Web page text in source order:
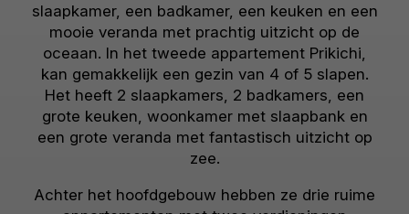
slaapkamer, een badkamer, een keuken en een
mooie veranda met prachtig uitzicht op de
oceaan. In het tweede appartement Prikichi,
kan gemakkelijk een gezin van 4 of 5 slapen.
Het heeft 2 slaapkamers, 2 badkamers, een
grote keuken, woonkamer met slaapbank en
een grote veranda met fantastisch uitzicht op
zee.
Achter het hoofdgebouw hebben ze drie ruime